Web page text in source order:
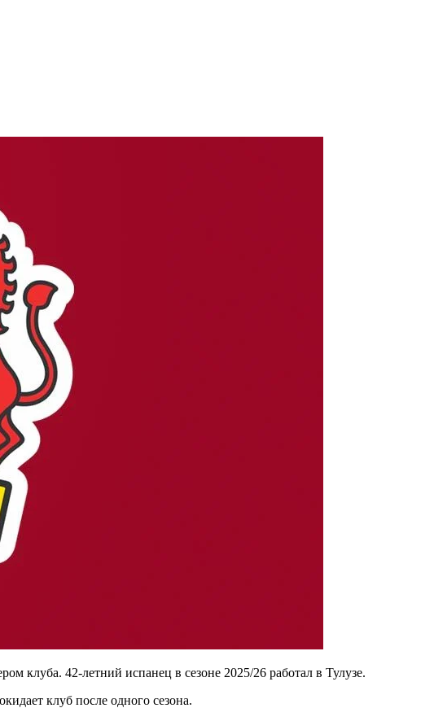
клуба. 42-летний испанец в сезоне 2025/26 работал в Тулузе.
клуб после одного сезона.